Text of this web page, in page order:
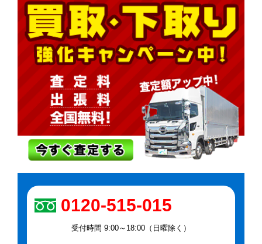
0120-515-015
受付時間 9:00～18:00（日曜除く）